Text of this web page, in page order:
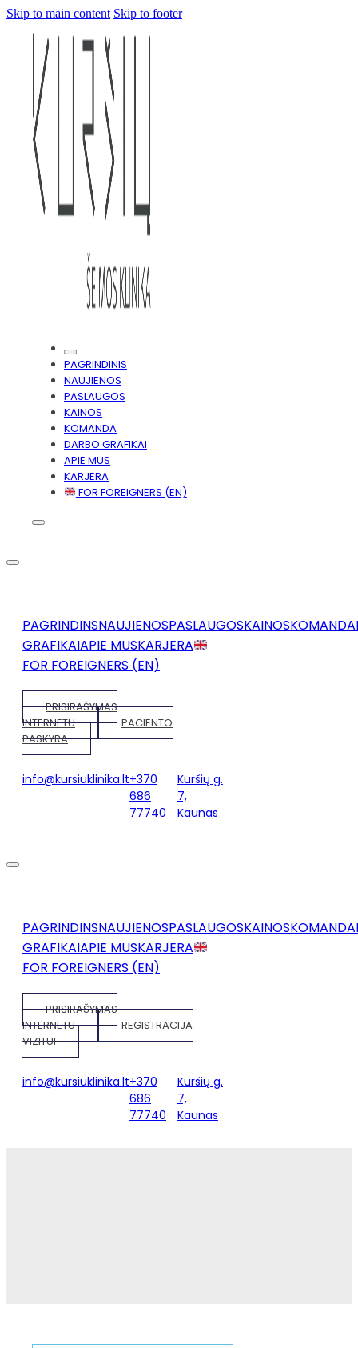
Skip to main content Skip to footer
PAGRINDINIS
NAUJIENOS
PASLAUGOS
KAINOS
KOMANDA
DARBO GRAFIKAI
APIE MUS
KARJERA
FOR FOREIGNERS (EN)
PAGRINDINSNAUJIENOSPASLAUGOSKAINOSKOMANDA
GRAFIKAIAPIE MUSKARJERA
FOR FOREIGNERS (EN)
PRISIRAŠYMAS
INTERNETU
PACIENTO
PASKYRA
info@kursiuklinika.lt+370
686
77740
Kuršių g.
7,
Kaunas
PAGRINDINSNAUJIENOSPASLAUGOSKAINOSKOMANDA
GRAFIKAIAPIE MUSKARJERA
FOR FOREIGNERS (EN)
PRISIRAŠYMAS
INTERNETU
REGISTRACIJA
VIZITUI
info@kursiuklinika.lt+370
686
77740
Kuršių g.
7,
Kaunas